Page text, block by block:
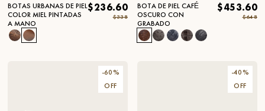
BOTAS URBANAS DE PIEL
COLOR MIEL PINTADAS
A MANO
$236.60
$338
BOTA DE PIEL CAFÉ
OSCURO CON
GRABADO
$453.60
$648
-60%
OFF
-40%
OFF